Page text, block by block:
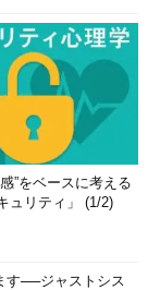
”をベースに考える
ュリティ」 (1/2)
す──ジャストシス